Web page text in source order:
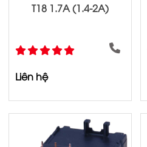
T18 1.7A (1.4-2A)
Liên hệ